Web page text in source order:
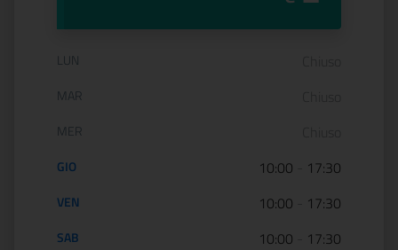
Orario di apertura:
LUN
MAR
MER
GIO 10:00 17:30
VEN 10:00 17:30
SAB 10:00 17:30